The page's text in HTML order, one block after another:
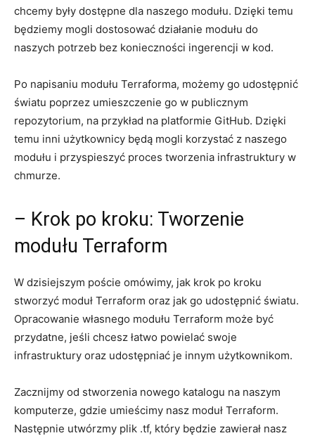
chcemy ⁤były dostępne ‌dla naszego modułu. Dzięki ​temu
będziemy mogli dostosować⁣ działanie modułu do⁣
naszych potrzeb ‌bez konieczności ⁣ingerencji ⁣w kod.
Po napisaniu ⁤modułu Terraforma, możemy go udostępnić
światu poprzez umieszczenie⁢ go‍ w ​publicznym
repozytorium, na przykład na platformie GitHub. Dzięki​
temu inni użytkownicy będą mogli‍ korzystać ⁢z naszego
modułu i przyspieszyć proces tworzenia infrastruktury⁢ w
chmurze.
– Krok po kroku: Tworzenie
modułu Terraform
W dzisiejszym poście omówimy, jak krok po kroku
stworzyć moduł⁤ Terraform oraz jak go udostępnić światu.
Opracowanie własnego⁣ modułu Terraform może ⁢być
przydatne, jeśli ‌chcesz łatwo ⁤powielać swoje
infrastruktury oraz udostępniać ⁣je innym ⁣użytkownikom.
Zacznijmy od stworzenia nowego katalogu na ​naszym
komputerze, ⁢gdzie umieścimy​ nasz moduł Terraform.
⁣Następnie⁢ utwórzmy ​plik ⁢.tf, który będzie ⁢zawierał ‌nasz